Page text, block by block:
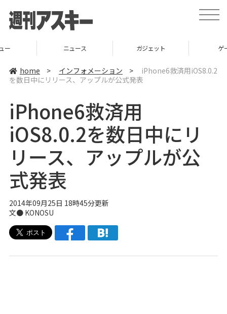
t
o
v
home > インフォメーション >
iPhone6救済用iOS8.0.2
を数日中にリリース、アップルが公式発表
iPhone6救済用
iOS8.0.2を数日中にリ
リース、アップルが公
式発表
2014年09月25日 18時45分更新
文● KONOSU